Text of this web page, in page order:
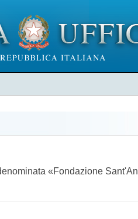
«Fondazione